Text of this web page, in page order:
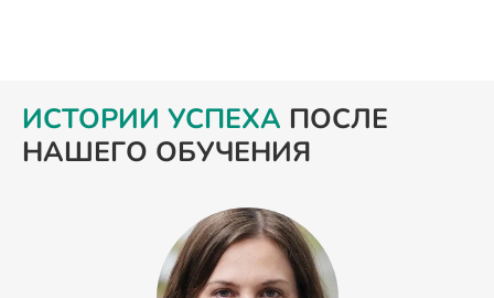
ИСТОРИИ УСПЕХА ПОСЛЕ
НАШЕГО ОБУЧЕНИЯ